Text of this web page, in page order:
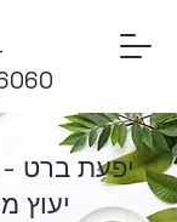
יפעת ברט
יעוץ